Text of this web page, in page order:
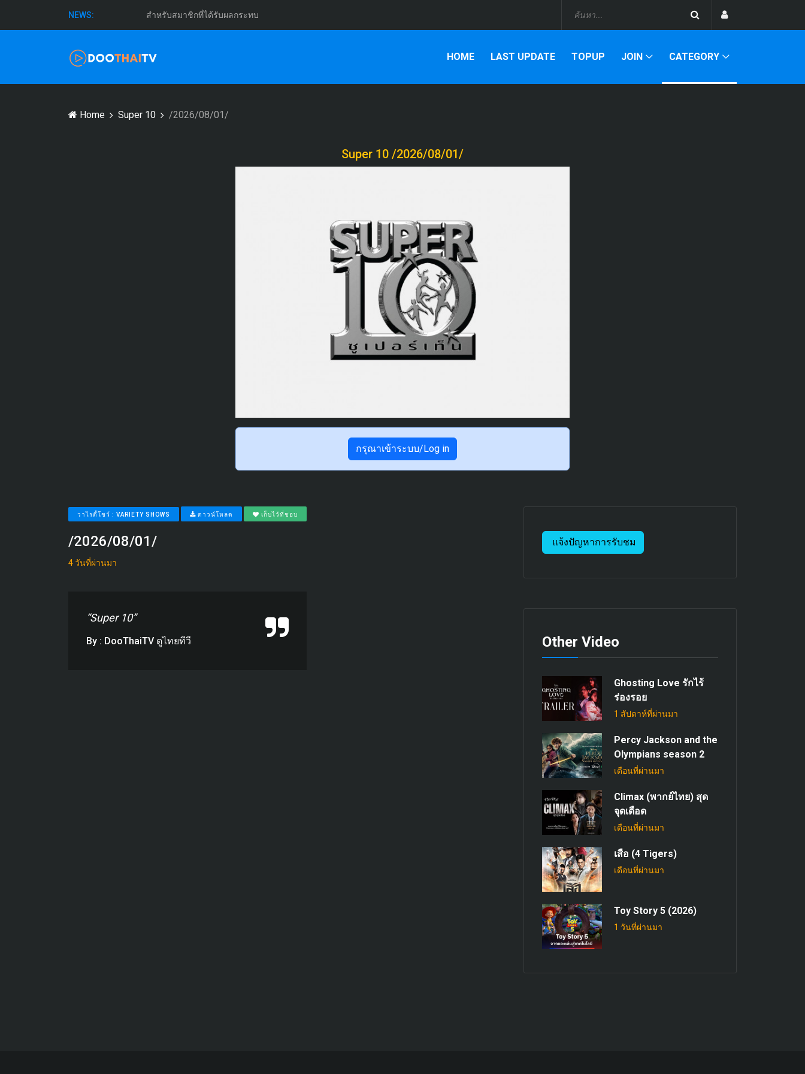
NEWS: สำหรับสมาชิกที่ได้รับผลกระทบ
HOME LAST UPDATE TOPUP JOIN CATEGORY
Home Super 10 /2026/08/01/
Super 10 /2026/08/01/
กรุณาเข้าระบบ/Log in
วาไรตี้โชว์ : VARIETY SHOWS ดาวน์โหลด เก็บไว้ที่ชอบ
/2026/08/01/
4 วันที่ผ่านมา
“Super 10”
By : DooThaiTV ดูไทยทีวี
แจ้งปัญหาการรับชม
Other Video
Ghosting Love รักไร้
ร่องรอย
1 สัปดาห์ที่ผ่านมา
Percy Jackson and the
Olympians season 2
เดือนที่ผ่านมา
Climax (พากย์ไทย) สุด
จุดเดือด
เดือนที่ผ่านมา
เสือ (4 Tigers)
เดือนที่ผ่านมา
Toy Story 5 (2026)
1 วันที่ผ่านมา